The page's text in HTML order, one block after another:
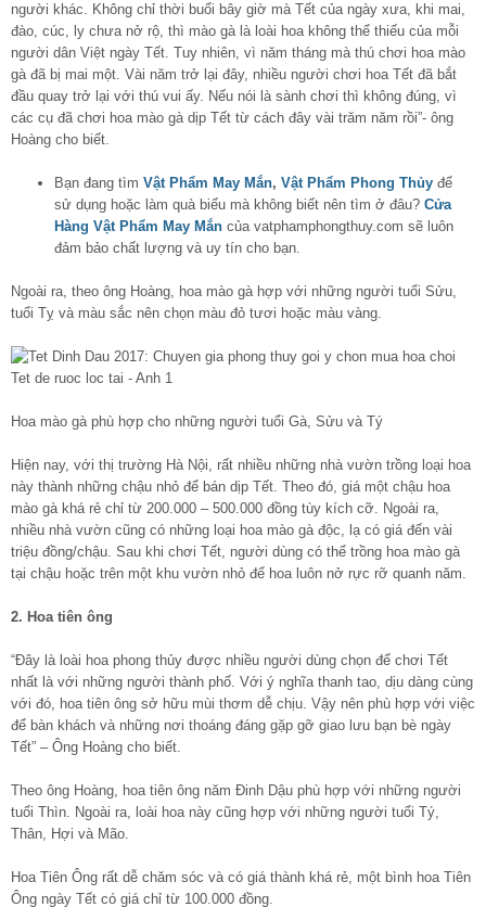
người khác. Không chỉ thời buổi bây giờ mà Tết của ngày xưa, khi mai,
đào, cúc, ly chưa nở rộ, thì mào gà là loài hoa không thể thiếu của mỗi
người dân Việt ngày Tết. Tuy nhiên, vì năm tháng mà thú chơi hoa mào
gà đã bị mai một. Vài năm trở lại đây, nhiều người chơi hoa Tết đã bắt
đầu quay trở lại với thú vui ấy. Nếu nói là sành chơi thì không đúng, vì
các cụ đã chơi hoa mào gà dịp Tết từ cách đây vài trăm năm rồi”- ông
Hoàng cho biết.
Bạn đang tìm Vật Phẩm May Mắn, Vật Phẩm Phong Thủy để
sử dụng hoặc làm quà biếu mà không biết nên tìm ở đâu? Cửa
Hàng Vật Phẩm May Mắn của vatphamphongthuy.com sẽ luôn
đảm bảo chất lượng và uy tín cho bạn.
Ngoài ra, theo ông Hoàng, hoa mào gà hợp với những người tuổi Sửu,
tuổi Tỵ và màu sắc nên chọn màu đỏ tươi hoặc màu vàng.
Hoa mào gà phù hợp cho những người tuổi Gà, Sửu và Tý
Hiện nay, với thị trường Hà Nội, rất nhiều những nhà vườn trồng loại hoa
này thành những chậu nhỏ để bán dịp Tết. Theo đó, giá một chậu hoa
mào gà khá rẻ chỉ từ 200.000 – 500.000 đồng tùy kích cỡ. Ngoài ra,
nhiều nhà vườn cũng có những loại hoa mào gà độc, lạ có giá đến vài
triệu đồng/chậu. Sau khi chơi Tết, người dùng có thể trồng hoa mào gà
tại chậu hoặc trên một khu vườn nhỏ để hoa luôn nở rực rỡ quanh năm.
2. Hoa tiên ông
“Đây là loài hoa phong thủy được nhiều người dùng chọn để chơi Tết
nhất là với những người thành phố. Với ý nghĩa thanh tao, dịu dàng cùng
với đó, hoa tiên ông sở hữu mùi thơm dễ chịu. Vậy nên phù hợp với việc
để bàn khách và những nơi thoáng đáng gặp gỡ giao lưu bạn bè ngày
Tết” – Ông Hoàng cho biết.
Theo ông Hoàng, hoa tiên ông năm Đinh Dậu phù hợp với những người
tuổi Thìn. Ngoài ra, loài hoa này cũng hợp với những người tuổi Tý,
Thân, Hợi và Mão.
Hoa Tiên Ông rất dễ chăm sóc và có giá thành khá rẻ, một bình hoa Tiên
Ông ngày Tết có giá chỉ từ 100.000 đồng.